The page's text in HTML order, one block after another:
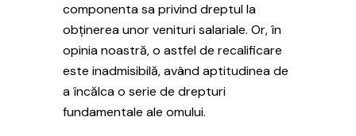
componenta sa privind dreptul la
obținerea unor venituri salariale. Or, în
opinia noastră, o astfel de recalificare
este inadmisibilă, având aptitudinea de
a încălca o serie de drepturi
fundamentale ale omului.